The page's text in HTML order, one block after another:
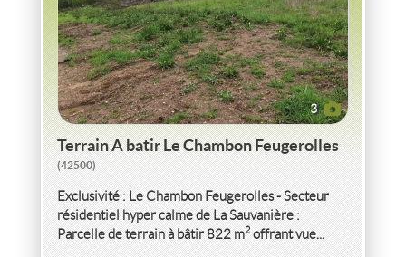
3
Terrain A batir Le Chambon Feugerolles
(42500)
Exclusivité : Le Chambon Feugerolles - Secteur
résidentiel hyper calme de La Sauvanière :
Parcelle de terrain à bâtir 822 m2offrant vue...